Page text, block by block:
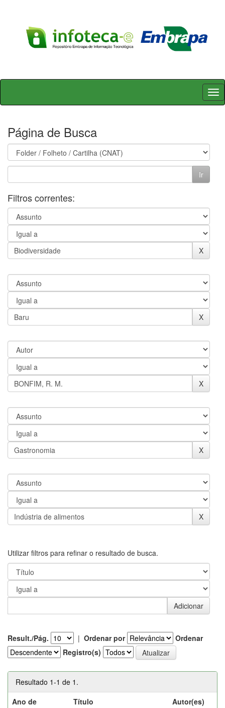
Skip
Página de Busca
Filtros correntes:
Utilizar filtros para refinar o resultado de busca.
Result./Pág. | Ordenar por
Ordenar
Registro(s)
Resultado 1-1 de 1.
Ano de
Título Autor(es)